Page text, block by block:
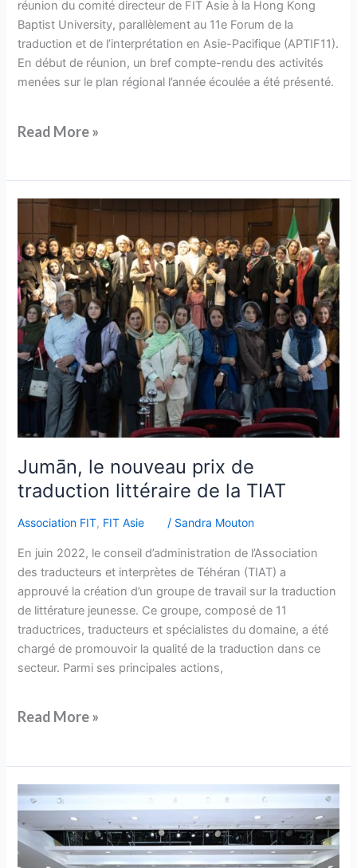
réunion du comité directeur de FIT Asie à la Hong Kong
Baptist University, parallèlement au 11e Forum de la
traduction et de l’interprétation en Asie-Pacifique (APTIF11).
En début de réunion, un bref compte-rendu des activités
menées sur le plan régional l’année écoulée a été présenté.
Read More »
Jumān, le nouveau prix de
traduction littéraire de la TIAT
Association FIT, FIT Asie / Sandra Mouton
En juin 2022, le conseil d’administration de l’Association
des traducteurs et interprètes de Téhéran (TIAT) a
approuvé la création d’un groupe de travail sur la traduction
de littérature jeunesse. Ce groupe, composé de 11
traductrices, traducteurs et spécialistes du domaine, a été
chargé de promouvoir la qualité de la traduction dans ce
secteur. Parmi ses principales actions,
Jumān,
nouveau
prix
de
traduction
littéraire
de
la
TIAT
Read More »
L’APTIF11
à
Hong
Kong